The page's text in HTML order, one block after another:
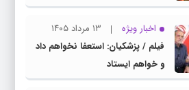
اخبار ویژه
۱۳ مرداد ۱۴۰۵
فیلم / پزشکیان: استعفا نخواهم داد
و خواهم ایستاد